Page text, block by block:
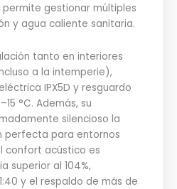
gestionar múltiples
y agua caliente sanitaria.
tanto en interiores
a la intemperie),
IPX5D y resguardo
°C. Además, su
silencioso la
perfecta para entornos
confort acústico es
superior al 104%,
y el respaldo de más de